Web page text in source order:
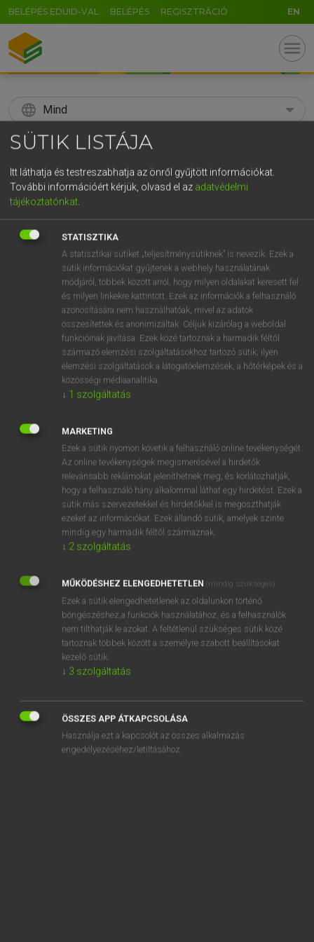
BELÉPÉS EDUID-VAL BELÉPÉS REGISZTRÁCIÓ EN
menu
language Mind
search
KERESÉS
Díjmentes angol szótár
subsistence allowance fn fizetéselőleg
⚲ subsistence allowance keresése szótárainkban
DÍJMENTES ANGOL SZÓTÁR
subsidy
subsistence
subsistence allowance
subsistence farming
subsistence level
SZOTAR.NET APPLIKÁCIÓ
ONLINE NYELVVIZSGA
SÜTIK LISTÁJA
Itt láthatja és testreszabhatja az önről gyűjtött információkat.
További információért kérjük, olvasd el az adatvédelmi
tájékoztatónkat
STATISZTIKA
A statisztikai sütiket „teljesítménysütiknek” is nevezik. Ezek a
sütik információkat gyűjtenek a webhely használatának
módjáról, többek között arról, hogy milyen oldalakat keresett fel
és milyen linkekre kattintott. Ezek az információk a felhasználó
azonosítására nem használhatóak, mivel az adatok
összesítettek és anonimizáltak. Céljuk kizárólag a weboldal
funkcióinak javítása. Ezek közé tartoznak a harmadik féltől
származó elemzési szolgáltatásokhoz tartozó sütik; ilyen
elemzési szolgáltatások a látogatóelemzések, a hőtérképek és a
közösségi médiaanalitika.
↓ 1 szolgáltatás
MARKETING
Ezek a sütik nyomon követik a felhasználó online tevékenységét.
Az online tevékenységek megismerésével a hirdetők
relevánsabb reklámokat jeleníthetnek meg, és korlátozhatják,
hogy a felhasználó hány alkalommal láthat egy hirdetést. Ezek a
sütik más szervezetekkel és hirdetőkkel is megoszthatják
ezeket az információkat. Ezek állandó sütik, amelyek szinte
mindig egy harmadik féltől származnak.
↓ 2 szolgáltatás
MŰKÖDÉSHEZ ELENGEDHETETLEN (mindig szükséges)
Ezek a sütik elengedhetetlenek az oldalunkon történő
böngészéshez,a funkciók használatához, és a felhasználók
nem tilthatják le azokat. A feltétlenül szükséges sütik közé
tartoznak többek között a személyre szabott beállításokat
kezelő sütik.
↓ 3 szolgáltatás
ÖSSZES APP ÁTKAPCSOLÁSA
Használja ezt a kapcsolót az összes alkalmazás
engedélyezéséhez/letiltásához.
GR
5 6 7 8 9 ö ü ó
r t z u i o p ő ú
k l ű
n m , . AltGr